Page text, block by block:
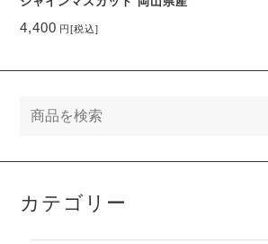
4,400 円 [税込]
カテゴリー